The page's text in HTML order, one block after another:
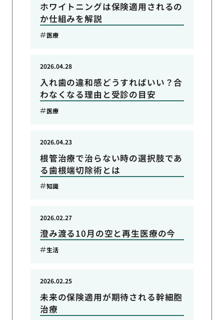
ホワイトニングは保険適用されるの
か仕組みを解説
医療
入れ歯の違和感どうすればいい？合
わなくなる理由と受診の目安
2026.04.28
医療
根管治療で治らない時の選択肢であ
る歯根端切除術とは
2026.04.23
知識
澄み渡る10月の空と再生医療の今
2026.02.27
生活
未来の保険適用が期待される幹細胞
治療
2026.02.25